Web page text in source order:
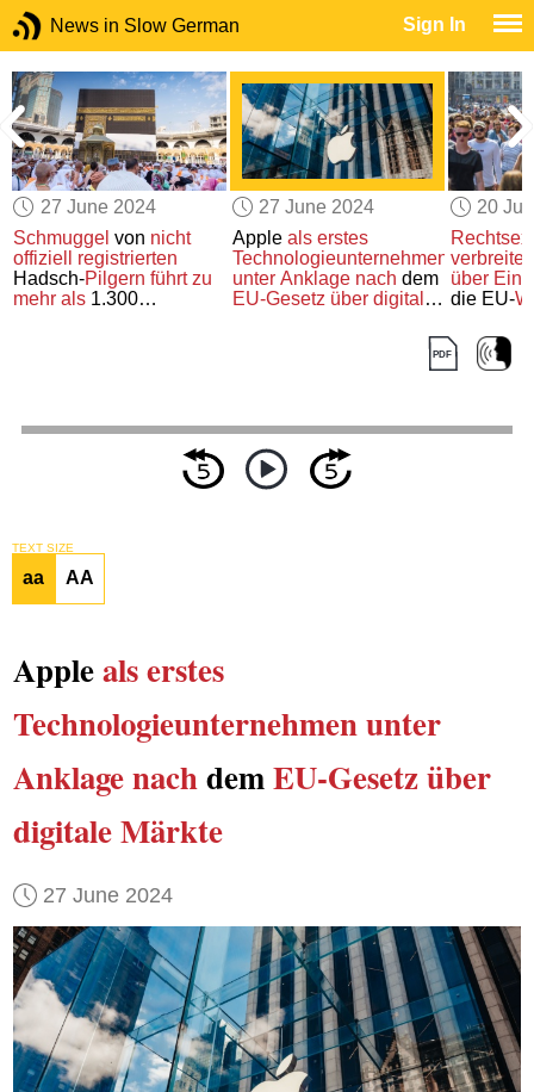
News in Slow German Sign In
27 June 2024
Schmuggel von nicht
offiziell registrierten
Hadsch-Pilgern führt zu
mehr als 1.300
27 June 2024
Apple als erstes
Technologieunternehmen
unter Anklage nach dem
EU-Gesetz über digitale
20
über
die EU-
TEXT SIZE
aa AA
Appleals erstes
Technologieunternehmenunter
AnklagenachdemEU-Gesetz über
digitale Märkte
27 June 2024